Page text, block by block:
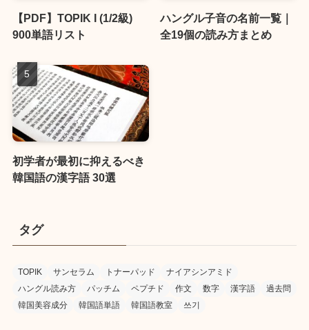
【PDF】TOPIK I (1/2級)
900単語リスト
ハングル子音の名前一覧｜
全19個の読み方まとめ
初学者が最初に抑えるべき
韓国語の漢字語 30選
タグ
TOPIK サンセラム トナーパッド
ナイアシンアミド
ハングル読み方
パッチム ペプチド 作文 数字 漢字語
過去問
韓国美容成分
韓国語単語 韓国語教室 쓰기